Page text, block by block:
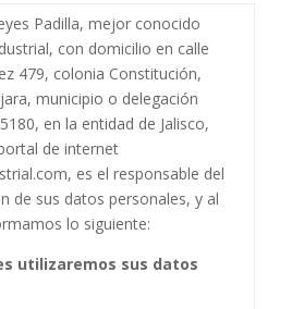
Padilla, mejor conocido
con domicilio en calle
479, colonia Constitución,
municipio o delegación
en la entidad de Jalisco,
de internet
es el responsable del
de sus datos personales, y al
lo siguiente:
utilizaremos sus datos